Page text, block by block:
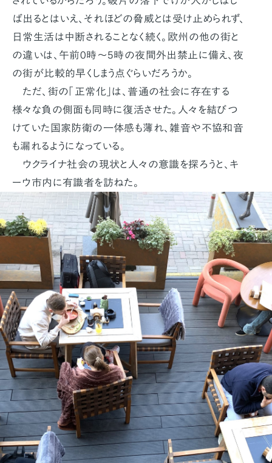
ば出るとはいえ、それほどの脅威とは受け止められず、
日常生活は中断されることなく続く。欧州の他の街と
の違いは、午前0時～5時の夜間外出禁止に備え、夜
の街が比較的早くしまう点ぐらいだろうか。
ただ、街の「正常化」は、普通の社会に存在する
様々な負の側面も同時に復活させた。人々を結びつ
けていた国家防衛の一体感も薄れ、雑音や不協和音
も漏れるようになっている。
ウクライナ社会の現状と人々の意識を探ろうと、キ
ーウ市内に有識者を訪ねた。